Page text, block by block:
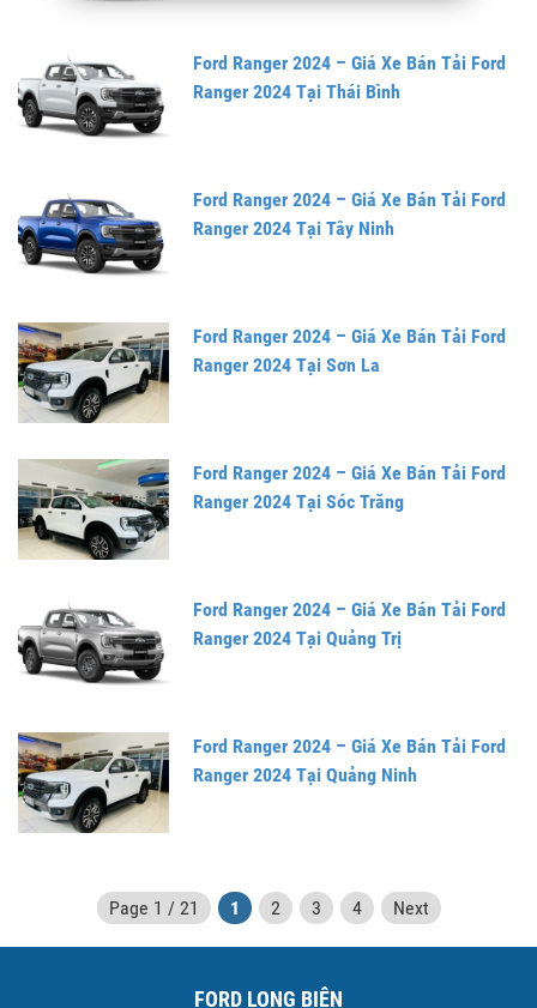
Ford Ranger 2024 – Giá Xe Bán Tải Ford
Ranger 2024 Tại Thái Bình
Ford Ranger 2024 – Giá Xe Bán Tải Ford
Ranger 2024 Tại Tây Ninh
Ford Ranger 2024 – Giá Xe Bán Tải Ford
Ranger 2024 Tại Sơn La
Ford Ranger 2024 – Giá Xe Bán Tải Ford
Ranger 2024 Tại Sóc Trăng
Ford Ranger 2024 – Giá Xe Bán Tải Ford
Ranger 2024 Tại Quảng Trị
Ford Ranger 2024 – Giá Xe Bán Tải Ford
Ranger 2024 Tại Quảng Ninh
Page 1 / 21 1 2 3 4 Next
FORD LONG BIÊN